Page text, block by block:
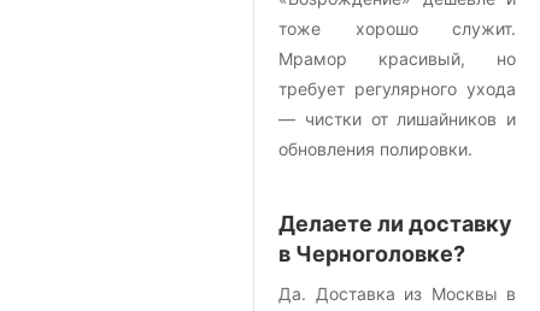
тоже хорошо служит.
Мрамор красивый, но
требует регулярного ухода
— чистки от лишайников и
обновления полировки.
Делаете ли доставку
в Черноголовке?
Да. Доставка из Москвы в